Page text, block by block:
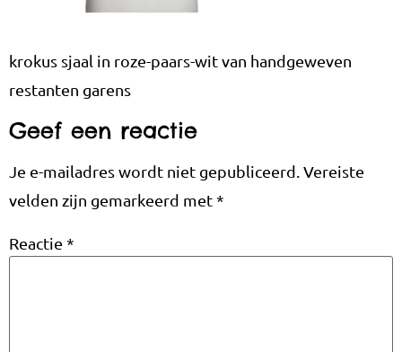
krokus sjaal in roze-paars-wit van handgeweven
restanten garens
Geef een reactie
Je e-mailadres wordt niet gepubliceerd. Vereiste
velden zijn gemarkeerd met*
Reactie *